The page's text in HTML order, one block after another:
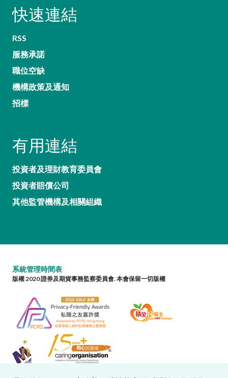
快速連結
RSS
服務承諾
職位空缺
機構政策及通知
招標
有用連結
投資者及理財教育委員會
投資者賠償公司
其他監管機構及相關組織
系統管理時間表
版權 2020 證券及期貨事務監察委員會. 本會保留一切版權